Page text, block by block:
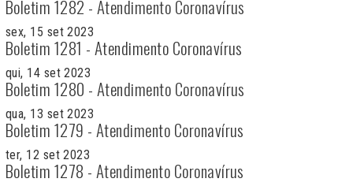
Boletim 1282 - Atendimento Coronavírus
sex, 15 set 2023
Boletim 1281 - Atendimento Coronavírus
qui, 14 set 2023
Boletim 1280 - Atendimento Coronavírus
qua, 13 set 2023
Boletim 1279 - Atendimento Coronavírus
ter, 12 set 2023
Boletim 1278 - Atendimento Coronavírus